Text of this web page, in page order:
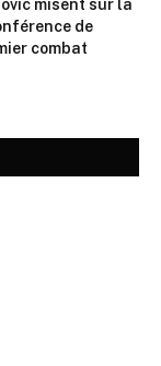
misent sur la
de
combat